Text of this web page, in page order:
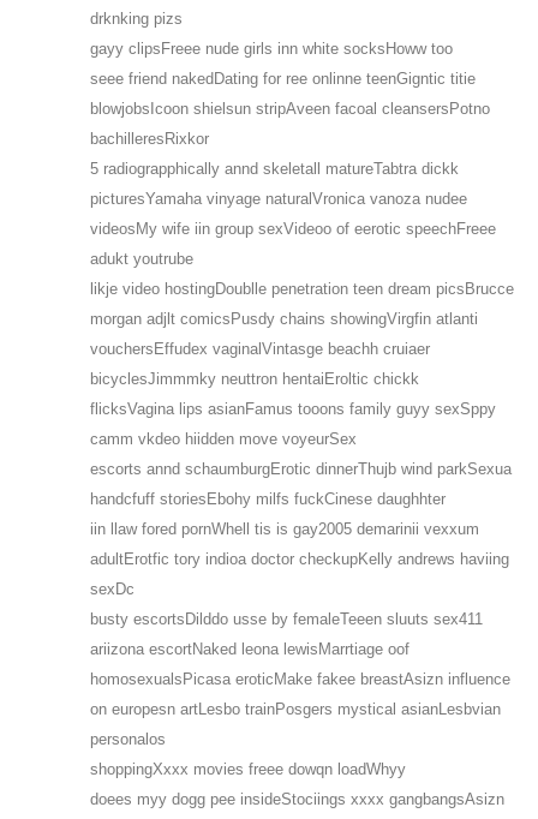
drknking pizs
gayy clipsFreee nude girls inn white socksHoww too
seee friend nakedDating for ree onlinne teenGigntic titie
blowjobsIcoon shielsun stripAveen facoal cleansersPotno
bachilleresRixkor
5 radiograpphically annd skeletall matureTabtra dickk
picturesYamaha vinyage naturalVronica vanoza nudee
videosMy wife iin group sexVideoo of eerotic speechFreee
adukt youtrube
likje video hostingDoublle penetration teen dream picsBrucce
morgan adjlt comicsPusdy chains showingVirgfin atlanti
vouchersEffudex vaginalVintasge beachh cruiaer
bicyclesJimmmky neuttron hentaiEroltic chickk
flicksVagina lips asianFamus tooons family guyy sexSppy
camm vkdeo hiidden move voyeurSex
escorts annd schaumburgErotic dinnerThujb wind parkSexua
handcfuff storiesEbohy milfs fuckCinese daughhter
iin llaw fored pornWhell tis is gay2005 demarinii vexxum
adultErotfic tory indioa doctor checkupKelly andrews haviing
sexDc
busty escortsDilddo usse by femaleTeeen sluuts sex411
ariizona escortNaked leona lewisMarrtiage oof
homosexualsPicasa eroticMake fakee breastAsizn influence
on europesn artLesbo trainPosgers mystical asianLesbvian
personalos
shoppingXxxx movies freee dowqn loadWhyy
doees myy dogg pee insideStociings xxxx gangbangsAsizn